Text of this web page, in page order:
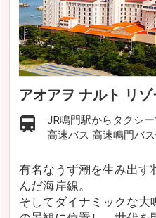
アオアヲ ナルト リゾ
JR鳴門駅からタクシー
高速バス 高速鳴門バ
有名なうず潮を生み出す
んだ海岸線。
そしてダイナミックな大